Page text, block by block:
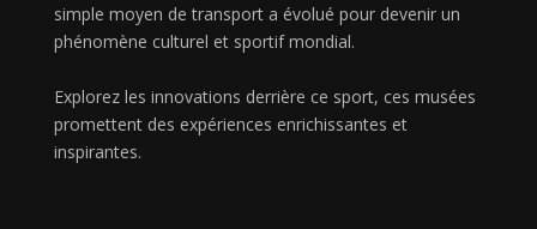
simple moyen de transport a évolué pour devenir un
phénomène culturel et sportif mondial.
Explorez les innovations derrière ce sport, ces musées
promettent des expériences enrichissantes et
inspirantes.